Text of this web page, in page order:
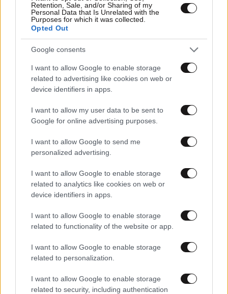
Retention, Sale, and/or Sharing of my
Personal Data that Is Unrelated with the
Purposes for which it was collected.
Opted Out
Google consents
I want to allow Google to enable storage
related to advertising like cookies on web or
device identifiers in apps.
I want to allow my user data to be sent to
Google for online advertising purposes.
I want to allow Google to send me
personalized advertising.
I want to allow Google to enable storage
related to analytics like cookies on web or
device identifiers in apps.
I want to allow Google to enable storage
related to functionality of the website or app.
I want to allow Google to enable storage
related to personalization.
I want to allow Google to enable storage
related to security, including authentication
05·06·2024 07:00
Γκάφα του ΣΥΡΙΖΑ με το πόθεν έσχες Κασσελάκη, η
ακατανόητη στάση του Ανδρουλάκη και οι τεμπέλικες
επιλογές των υποψηφίων
26·04·2024 07:00
Έτσι θα κλείσει η κυβέρνηση το μέτωπο με την
περίεργη επίσκεψη του Ράμα